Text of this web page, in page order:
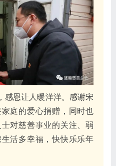
恩让人暖洋洋。感谢宋
庭的爱心捐赠，同时也
对慈善事业的关注、弱
活多幸福，快快乐乐年